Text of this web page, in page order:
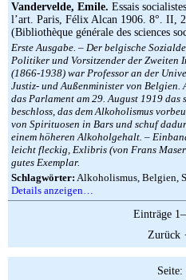
Vandervelde, Emile. Essais
l’art. Paris, Félix Alcan 1906. 8°. II,
(Bibliothèque générale des sciences
Erste Ausgabe. – Der belgische
Politiker und Vorsitzender der Zweiten
(1866-1938) war Professor an der
Justiz- und Außenminister von Belgien.
das Parlament am 29. August 1919 das
beschloss, das dem Alkoholismus
von Spirituosen in Bars und schuf
einem höheren Alkoholgehalt. –
leicht fleckig, Exlibris (von Frans
gutes Exemplar.
Schlagwörter: Alkoholismus, Belgien,
Details anzeigen…
Einträge
Zurück·
Seite: